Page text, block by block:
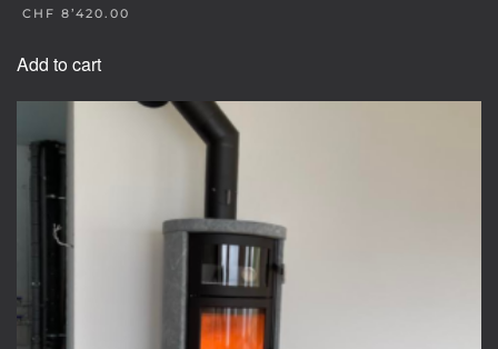
CHF 8’420.00
Add to cart